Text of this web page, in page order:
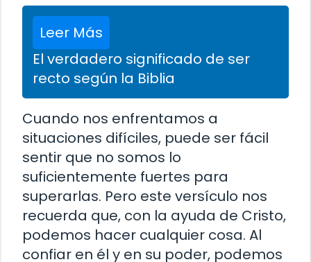
Leer Más
El verdadero significado de ser
recto según la Biblia
Cuando nos enfrentamos a
situaciones difíciles, puede ser fácil
sentir que no somos lo
suficientemente fuertes para
superarlas. Pero este versículo nos
recuerda que, con la ayuda de Cristo,
podemos hacer cualquier cosa. Al
confiar en él y en su poder, podemos